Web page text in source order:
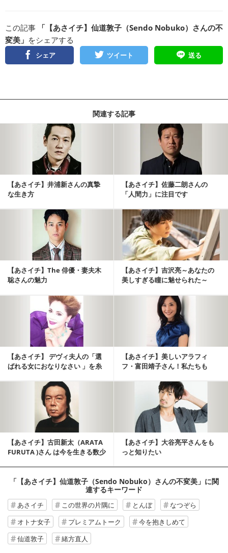
この記事
「【あさイチ】仙道敦子（Sendo Nobuko）さんの不
変美」 をシェアする
シェア ツイート 送る
関連する記事
【あさイチ】井浦新さんの真摯
な生き方
【あさイチ】佐藤二朗さんの
「人間力」に注目です
【あさイチ】The 俳優・妻夫木
聡さんの魅力
【あさイチ】吉沢亮～あなたの
美しすぎる瞳に魅せられた～
【あさイチ】 デヴィ夫人の「選
ばれる女におなりなさい 」を糸
【あさイチ】美しいアラフィ
フ・富田靖子さん！私たちも
【あさイチ】古田新太（ARATA
FURUTA )さん は今を生きる数少
【あさイチ】大谷亮平さんをも
っと知りたい
「【あさイチ】仙道敦子（Sendo Nobuko）さんの不変美」 に関
連するキーワード
あさイチ この世界の片隅に とんぼ
なつぞら
オトナ女子
プレミアムトーク
今を抱きしめて
仙道敦子
緒方直人